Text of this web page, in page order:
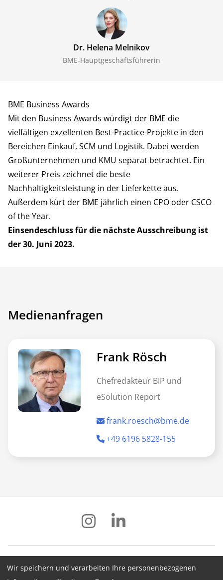
Dr. Helena Melnikov
BME-Hauptgeschäftsführerin
BME Business Awards
Mit den Business Awards würdigt der BME die
vielfältigen exzellenten Best-Practice-Projekte in den
Bereichen Einkauf, SCM und Logistik. Dabei werden
Großunternehmen und KMU separat betrachtet. Ein
weiterer Preis zeichnet die beste
Nachhaltigkeitsleistung in der Lieferkette aus.
Außerdem kürt der BME jährlich einen CPO oder CSCO
of the Year.
Einsendeschluss für die nächste Ausschreibung ist
der 30. Juni 2023.
Medienanfragen
Frank Rösch
Chefredakteur BIP und
eSolution Report
frank.roesch@bme.de
+49 6196 5828-155
Impressum Datenschutz AGB
Wir speichern und verarbeiten Ihre personenbezogenen